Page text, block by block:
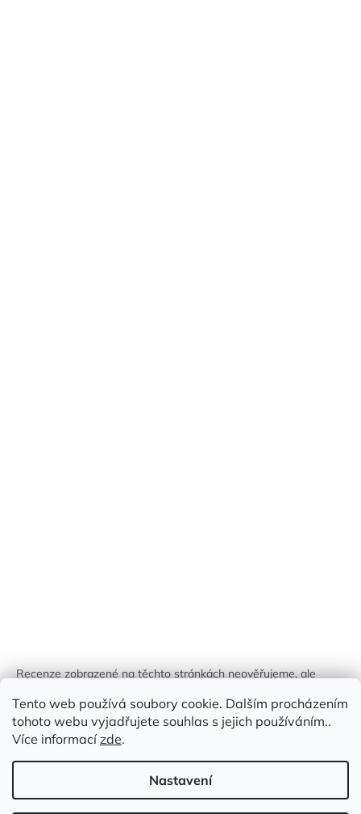
Tento web používá soubory cookie. Dalším procházením
tohoto webu vyjadřujete souhlas s jejich používáním..
Více informacízde.
Nastavení
Recenze zobrazené na těchto stránkách neověřujeme, ale
identifikován.
Vytvořil Shoptet